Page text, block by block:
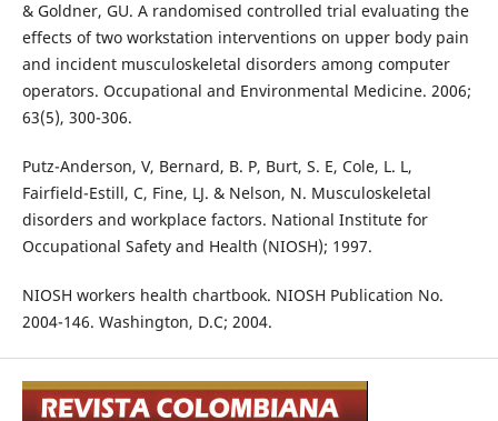
& Goldner, GU. A randomised controlled trial evaluating the
effects of two workstation interventions on upper body pain
and incident musculoskeletal disorders among computer
operators. Occupational and Environmental Medicine. 2006;
63(5), 300-306.
Putz-Anderson, V, Bernard, B. P, Burt, S. E, Cole, L. L,
Fairfield-Estill, C, Fine, LJ. & Nelson, N. Musculoskeletal
disorders and workplace factors. National Institute for
Occupational Safety and Health (NIOSH); 1997.
NIOSH workers health chartbook. NIOSH Publication No.
2004-146. Washington, D.C; 2004.